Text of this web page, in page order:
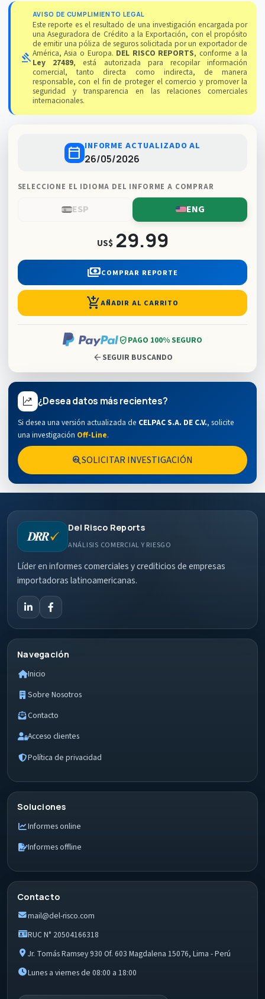
gavel
AVISO DE CUMPLIMIENTO LEGAL
Este reporte es el resultado de una investigación encargada por
una Aseguradora de Crédito a la Exportación, con el propósito
de emitir una póliza de seguros solicitada por un exportador de
América, Asia o Europa. DEL RISCO REPORTS, conforme a la
Ley 27489, está autorizada para recopilar información
comercial, tanto directa como indirecta, de manera
responsable, con el fin de proteger el comercio y promover la
seguridad y transparencia en las relaciones comerciales
internacionales.
calendar_today INFORME ACTUALIZADO AL
26/05/2026
SELECCIONE EL IDIOMA DEL INFORME A COMPRAR
ESP ENG
US$ 29.99
paymentsCOMPRAR REPORTE
add_shopping_cartAÑADIR AL CARRITO
verified_userPAGO 100% SEGURO
arrow_back SEGUIR BUSCANDO
¿Desea datos más recientes?
Si desea una versión actualizada de CELPAC S.A. DE C.V., solicite
una investigación Off-Line.
search_insightsSOLICITAR INVESTIGACIÓN
Del Risco Reports
ANÁLISIS COMERCIAL Y RIESGO
Líder en informes comerciales y crediticios de empresas
importadoras latinoamericanas.
Navegación
Inicio
Sobre Nosotros
Contacto
Acceso clientes
Política de privacidad
Soluciones
Informes online
Informes offline
Contacto
mail@del-risco.com
RUC N° 20504166318
Jr. Tomás Ramsey 930 Of. 603 Magdalena 15076, Lima - Perú
Lunes a viernes de 08:00 a 18:00